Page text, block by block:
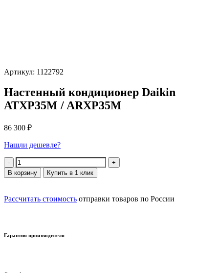
Артикул: 1122792
Настенный кондиционер Daikin
ATXP35M / ARXP35M
86 300 ₽
Нашли дешевле?
Количество
В корзину Купить в 1 клик
Рассчитать стоимость отправки товаров по России
Гарантия производителя